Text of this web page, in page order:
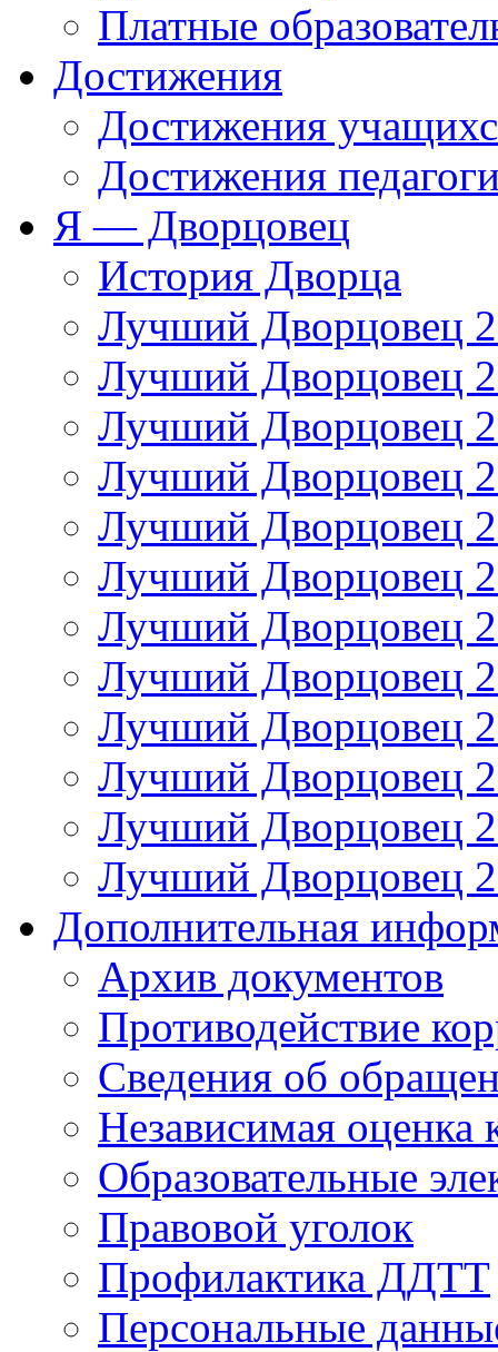
Платные
Достижения
Достижения
Достижения
Я — Дворцовец
История Дворца
Лучший Дворцовец
Лучший Дворцовец
Лучший Дворцовец
Лучший Дворцовец
Лучший Дворцовец
Лучший Дворцовец
Лучший Дворцовец
Лучший Дворцовец
Лучший Дворцовец
Лучший Дворцовец
Лучший Дворцовец
Лучший Дворцовец
Дополнительная
Архив документов
Противодействие
Сведения об
Независимая оценка
Образовательные
Правовой уголок
Профилактика ДДТТ
Персональные